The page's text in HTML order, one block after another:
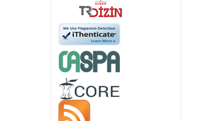
Öndenetimden geçen
makaleler için, 100 Avro
Makale İşletim Ücreti (APC)
alınmaktadır.
Hakem sürecine alınacak